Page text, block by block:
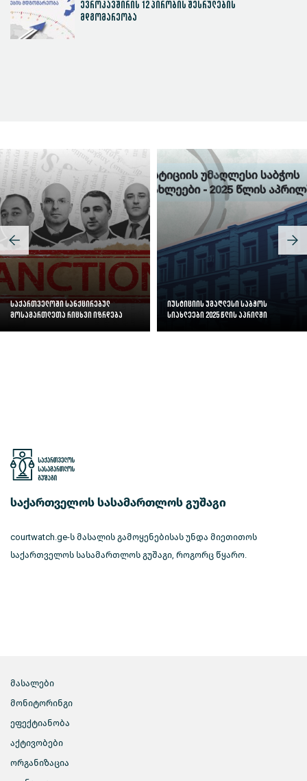
ევროკავშირის 12 პირობის შესრულების
მდგომარეობა
საქართველოში სანქცირებულ
მოსამართლეთა რიცხვი იზრდება
იუსტიციის უმაღლესი საბჭოს
სიახლეები 2025 წლის აპრილში
საქართველოს სასამართლოს გუშაგი
courtwatch.ge-ს მასალის გამოყენებისას უნდა მიეთითოს
საქართველოს სასამართლოს გუშაგი, როგორც წყარო.
მასალები
მონიტორინგი
ეფექტიანობა
აქტივობები
ორგანიზაცია